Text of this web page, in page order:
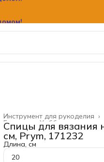
Инструмент для рукоделия ›
Хобби и
Главная ›
Спицы для вязания
см, Prym, 171232
Длина, см
20